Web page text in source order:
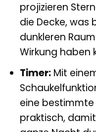
projizieren
die Decke, was
dunkleren
Wirkung haben
Timer:Mit
eine bestimmte
praktisch,